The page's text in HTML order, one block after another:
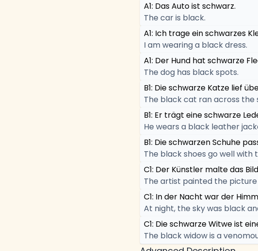
A1: Das Auto ist schwarz.
The car is black.
A1: Ich trage ein schwarzes
I am wearing a black dress.
A1: Der Hund hat schwarze
The dog has black spots.
B1: Die schwarze Katze lief
The black cat ran across the
B1: Er trägt eine schwarze
He wears a black leather
B1: Die schwarzen Schuhe
The black shoes go well with
C1: Der Künstler malte das
The artist painted the
C1: In der Nacht war der
At night, the sky was black
C1: Die schwarze Witwe ist
The black widow is a